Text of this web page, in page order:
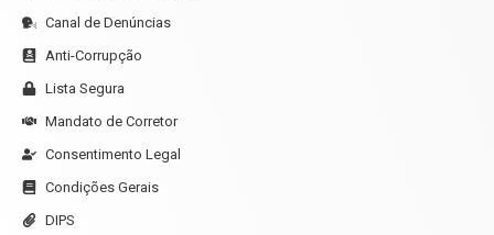
Canal de Denúncias
Anti-Corrupção
Lista Segura
Mandato de Corretor
Consentimento Legal
Condições Gerais
DIPS